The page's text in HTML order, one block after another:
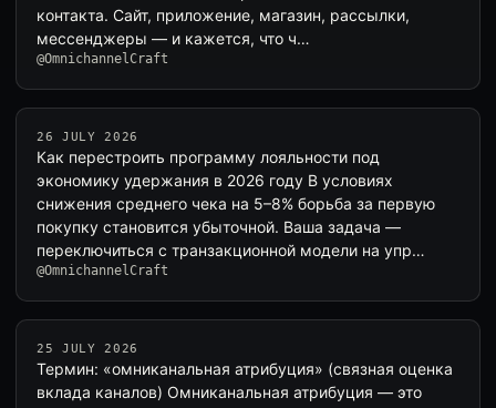
контакта. Сайт, приложение, магазин, рассылки,
мессенджеры — и кажется, что ч…
@OmnichannelCraft
26 JULY 2026
Как перестроить программу лояльности под
экономику удержания в 2026 году В условиях
снижения среднего чека на 5–8% борьба за первую
покупку становится убыточной. Ваша задача —
переключиться с транзакционной модели на упр…
@OmnichannelCraft
25 JULY 2026
Термин: «омниканальная атрибуция» (связная оценка
вклада каналов) Омниканальная атрибуция — это